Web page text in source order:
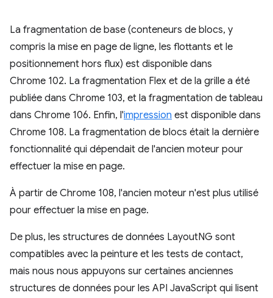
La fragmentation de base (conteneurs de blocs, y
compris la mise en page de ligne, les flottants et le
positionnement hors flux) est disponible dans
Chrome 102. La fragmentation Flex et de la grille a été
publiée dans Chrome 103, et la fragmentation de tableau
dans Chrome 106. Enfin, l'impression est disponible dans
Chrome 108. La fragmentation de blocs était la dernière
fonctionnalité qui dépendait de l'ancien moteur pour
effectuer la mise en page.
À partir de Chrome 108, l'ancien moteur n'est plus utilisé
pour effectuer la mise en page.
De plus, les structures de données LayoutNG sont
compatibles avec la peinture et les tests de contact,
mais nous nous appuyons sur certaines anciennes
structures de données pour les API JavaScript qui lisent